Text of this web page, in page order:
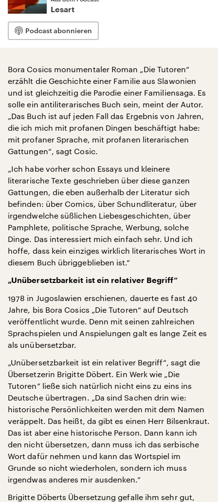
Lesart
Podcast abonnieren
Bora Cosics monumentaler Roman „Die Tutoren“
erzählt die Geschichte einer Familie aus Slawonien
und ist gleichzeitig die Parodie einer Familiensaga. Es
solle ein antiliterarisches Buch sein, meint der Autor.
„Das Buch ist auf jeden Fall das Ergebnis von Jahren,
die ich mich mit profanen Dingen beschäftigt habe:
mit profaner Sprache, mit profanen literarischen
Gattungen“, sagt Cosic.
„Ich habe vorher schon Essays und kleinere
literarische Texte geschrieben über diese ganzen
Gattungen, die eben außerhalb der Literatur sich
befinden: über Comics, über Schundliteratur, über
irgendwelche süßlichen Liebesgeschichten, über
Pamphlete, politische Sprache, Werbung, solche
Dinge. Das interessiert mich einfach sehr. Und ich
hoffe, dass kein einziges wirklich literarisches Wort in
diesem Buch übriggeblieben ist.“
„Unübersetzbarkeit ist ein relativer Begriff“
1978 in Jugoslawien erschienen, dauerte es fast 40
Jahre, bis Bora Cosics „Die Tutoren“ auf Deutsch
veröffentlicht wurde. Denn mit seinen zahlreichen
Sprachspielen und Anspielungen galt es lange Zeit es
als unübersetzbar.
„Unübersetzbarkeit ist ein relativer Begriff“, sagt die
Übersetzerin Brigitte Döbert. Ein Werk wie „Die
Tutoren“ ließe sich natürlich nicht eins zu eins ins
Deutsche übertragen. „Da sind Sachen drin wie:
historische Persönlichkeiten werden mit dem Namen
veräppelt. Das heißt, da gibt es einen Herr Bilsenkraut.
Das ist aber eine historische Person. Dann kann ich
den nicht übersetzen, dann muss ich das serbische
Wort dafür nehmen und kann das Wortspiel im
Grunde so nicht wiederholen, sondern ich muss
irgendwas anderes mir ausdenken.“
Brigitte Döberts Übersetzung gefalle ihm sehr gut,